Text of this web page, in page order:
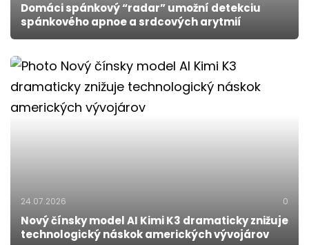
Domáci spánkový “radar” umožní detekciu
spánkového apnoe a srdcových arytmií
24.07.2026 0
Nový čínsky model AI Kimi K3 dramaticky znižuje
technologický náskok amerických vývojárov